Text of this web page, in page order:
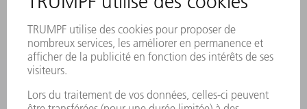
INSCRIPTION À LA NEWSLETTER
PRODUITS
MACHINES & SYSTÈMES
LASER
ELECTRONIQUE DE PUISSANCE
OUTILS ÉLECTRIQUES
SMART FACTORY